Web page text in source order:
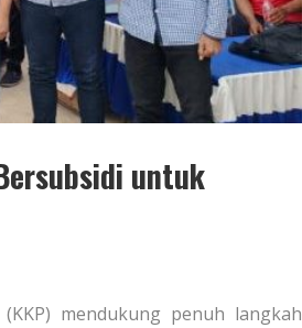
untuk
mendukung penuh langkah